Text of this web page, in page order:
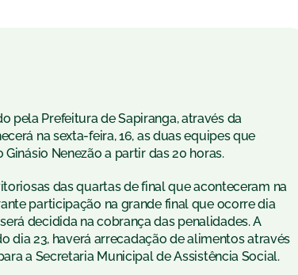
pela Prefeitura de Sapiranga, através da
na sexta-feira, 16, as duas equipes que
Nenezão a partir das 20 horas.
das quartas de final que aconteceram na
participação na grande final que ocorre dia
decidida na cobrança das penalidades. A
dia 23, haverá arrecadação de alimentos através
a Secretaria Municipal de Assistência Social.